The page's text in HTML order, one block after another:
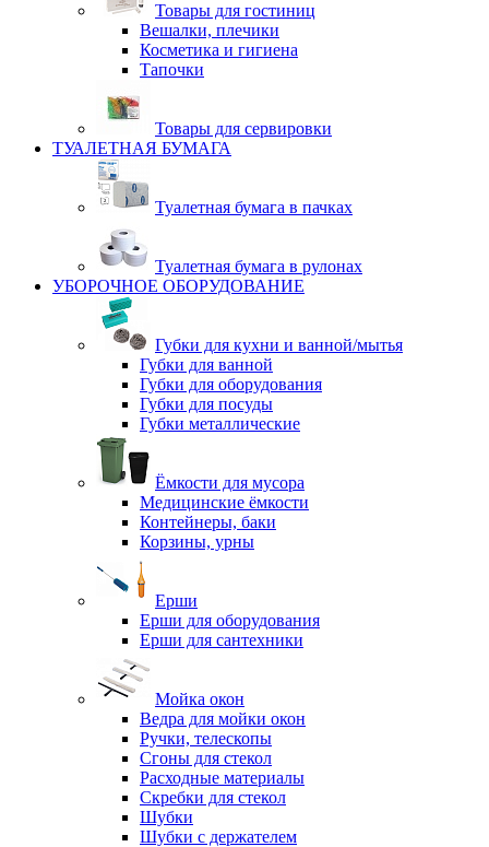
Товары для гостиниц
Вешалки, плечики
Косметика и гигиена
Тапочки
Товары для сервировки
ТУАЛЕТНАЯ БУМАГА
Туалетная бумага в пачках
Туалетная бумага в рулонах
УБОРОЧНОЕ ОБОРУДОВАНИЕ
Губки для кухни и ванной/мытья
Губки для ванной
Губки для оборудования
Губки для посуды
Губки металлические
Ёмкости для мусора
Медицинские ёмкости
Контейнеры, баки
Корзины, урны
Ерши
Ерши для оборудования
Ерши для сантехники
Мойка окон
Ведра для мойки окон
Ручки, телескопы
Сгоны для стекол
Расходные материалы
Скребки для стекол
Шубки
Шубки с держателем